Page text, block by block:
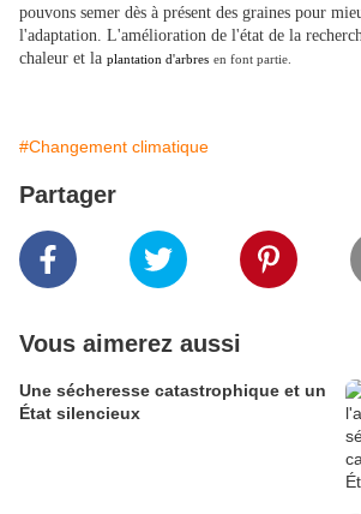
pouvons semer dès à présent des graines pour
l'adaptation. L'amélioration de l'état de la
chaleur et la plantation d'arbres en font partie.
#Changement climatique
Partager
Vous aimerez aussi
Une sécheresse catastrophique et un
État silencieux